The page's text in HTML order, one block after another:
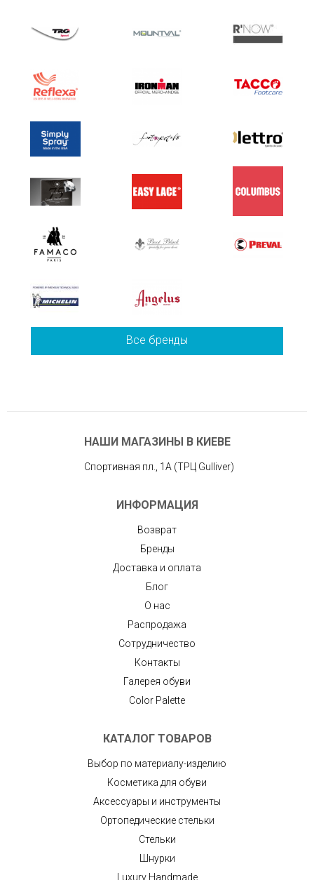
Все бренды
НАШИ МАГАЗИНЫ В КИЕВЕ
Спортивная пл., 1А (ТРЦ Gulliver)
ИНФОРМАЦИЯ
Возврат
Бренды
Доставка и оплата
Блог
О нас
Распродажа
Сотрудничество
Контакты
Галерея обуви
Color Palette
КАТАЛОГ ТОВАРОВ
Выбор по материалу-изделию
Косметика для обуви
Аксессуары и инструменты
Ортопедические стельки
Стельки
Шнурки
Luxury Handmade